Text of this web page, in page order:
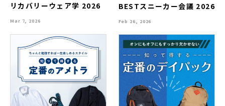
リカバリーウェア学 2026
Mar 7, 2026
BESTスニーカー会議 2026
Feb 26, 2026